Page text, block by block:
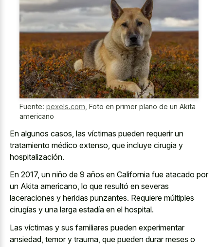
Fuente: pexels.com, Foto en primer plano de un Akita
americano
En algunos casos, las víctimas pueden requerir un
tratamiento médico extenso, que incluye cirugía y
hospitalización.
En 2017, un niño de 9 años en California fue atacado por
un Akita americano, lo que resultó en severas
laceraciones y heridas punzantes. Requiere múltiples
cirugías y una larga estadía en el hospital.
Las víctimas y sus familiares pueden experimentar
ansiedad, temor y trauma, que pueden durar meses o